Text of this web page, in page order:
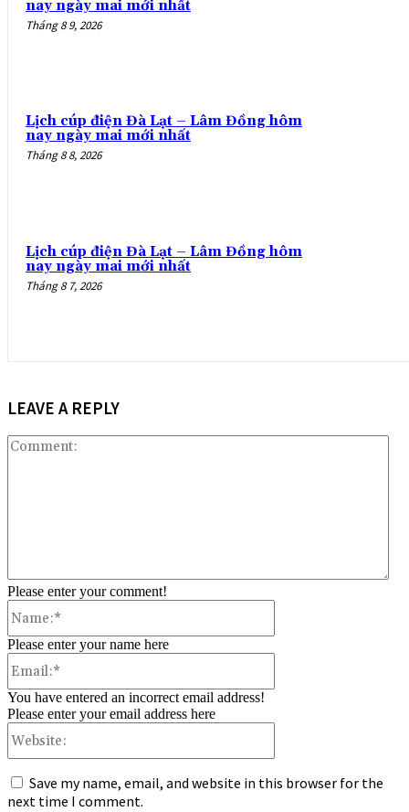
nay ngày mai mới nhất
Tháng 8 9, 2026
Lịch cúp điện Đà Lạt – Lâm Đồng hôm
nay ngày mai mới nhất
Tháng 8 8, 2026
Lịch cúp điện Đà Lạt – Lâm Đồng hôm
nay ngày mai mới nhất
Tháng 8 7, 2026
LEAVE A REPLY
Please enter your comment!
Please enter your name here
You have entered an incorrect email address!
Please enter your email address here
Save my name, email, and website in this browser for the
next time I comment.